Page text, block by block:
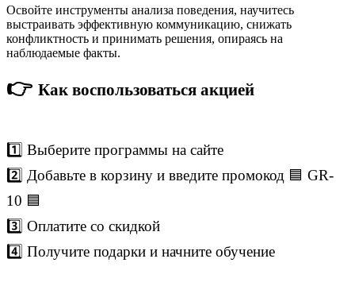
Освойте инструменты анализа поведения, научитесь
выстраивать эффективную коммуникацию, снижать
конфликтность и принимать решения, опираясь на
наблюдаемые факты.
👉 Как воспользоваться акцией
1️⃣ Выберите программы на сайте
2️⃣ Добавьте в корзину и введите промокод 🟦 GR-
10 🟦
3️⃣ Оплатите со скидкой
4️⃣ Получите подарки и начните обучение